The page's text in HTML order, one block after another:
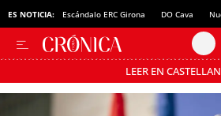
ES NOTICIA:
Menorca Escándalo ERC Girona DO Cava
LEER EN
Pásate al MODO AHORRO